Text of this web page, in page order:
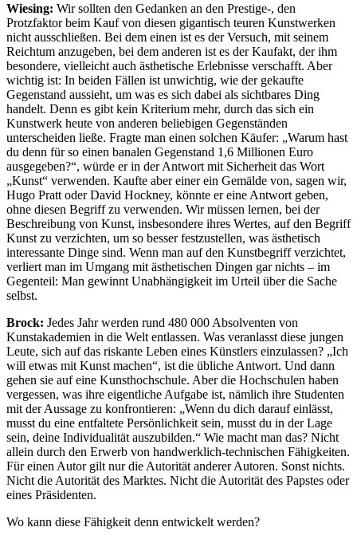
Wiesing: Wir sollten den Gedanken an den Prestige-, den
Protzfaktor beim Kauf von diesen gigantisch teuren Kunstwerken
nicht ausschließen. Bei dem einen ist es der Versuch, mit seinem
Reichtum anzugeben, bei dem anderen ist es der Kaufakt, der ihm
besondere, vielleicht auch ästhetische Erlebnisse verschafft. Aber
wichtig ist: In beiden Fällen ist unwichtig, wie der gekaufte
Gegenstand aussieht, um was es sich dabei als sichtbares Ding
handelt. Denn es gibt kein Kriterium mehr, durch das sich ein
Kunstwerk heute von anderen beliebigen Gegenständen
unterscheiden ließe. Fragte man einen solchen Käufer: „Warum hast
du denn für so einen banalen Gegenstand 1,6 Millionen Euro
ausgegeben?“, würde er in der Antwort mit Sicherheit das Wort
„Kunst“ verwenden. Kaufte aber einer ein Gemälde von, sagen wir,
Hugo Pratt oder David Hockney, könnte er eine Antwort geben,
ohne diesen Begriff zu verwenden. Wir müssen lernen, bei der
Beschreibung von Kunst, insbesondere ihres Wertes, auf den Begriff
Kunst zu verzichten, um so besser festzustellen, was ästhetisch
interessante Dinge sind. Wenn man auf den Kunstbegriff verzichtet,
verliert man im Umgang mit ästhetischen Dingen gar nichts – im
Gegenteil: Man gewinnt Unabhängigkeit im Urteil über die Sache
selbst.
Brock: Jedes Jahr werden rund 480 000 Absolventen von
Kunstakademien in die Welt entlassen. Was veranlasst diese jungen
Leute, sich auf das riskante Leben eines Künstlers einzulassen? „Ich
will etwas mit Kunst machen“, ist die übliche Antwort. Und dann
gehen sie auf eine Kunsthochschule. Aber die Hochschulen haben
vergessen, was ihre eigentliche Aufgabe ist, nämlich ihre Studenten
mit der Aussage zu konfrontieren: „Wenn du dich darauf einlässt,
musst du eine entfaltete Persönlichkeit sein, musst du in der Lage
sein, deine Individualität auszubilden.“ Wie macht man das? Nicht
allein durch den Erwerb von handwerklich-technischen Fähigkeiten.
Für einen Autor gilt nur die Autorität anderer Autoren. Sonst nichts.
Nicht die Autorität des Marktes. Nicht die Autorität des Papstes oder
eines Präsidenten.
Wo kann diese Fähigkeit denn entwickelt werden?